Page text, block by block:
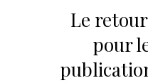
Le
pour